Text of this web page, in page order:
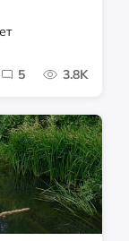
5 3.8K